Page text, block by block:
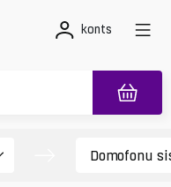
konts